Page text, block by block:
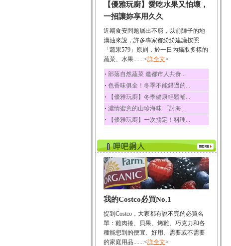
韭菜所含的膳食纖維能
幫助消化與通便；揮...
冬瓜
冬瓜營養價值高，鈉含
量極低是水腫病人的...
豆豉
豆豉裡頭含有營養的蛋
白質、脂肪、鈣、磷...
榛果
榛果裡所含的營養素有
蛋白質、脂肪、醣類...
迷迭香
酸、迷迭香酸、植物...
咖啡
咖啡中的咖啡因會刺激
中樞神經系統，特別...
椰子
椰子含有糖類、脂肪、
荔枝
荔枝性質溫和所含的營
養素有醣類、檸檬酸...
【優雅玩廚】愛吃水果又怕壞，
一招讓妳享用久久
近期食安問題層出不窮，以前陣子的地
溝油來說，許多專家都紛紛建議按照
「蔬果579」原則，於一日內攝取多樣的
蔬菜、水果.......<詳全文>
‧ 部落自然蔬菜 邀都市人共食...
‧ 色香味俱全！冬季不能錯過的...
‧ 【優雅玩廚】冬季健康輕鬆補...
‧ 濃情蜜意的山珍海味 「討海...
‧ 【優雅玩廚】一次搞定！料理...
我的Costco必買No.1
提到Costco，大家都有說不完的必買名
單：雞肉捲、貝果、烤雞、巧克力和各
種能想到的便宜、好用、需要或不需要
的家庭用品.......<詳全文>